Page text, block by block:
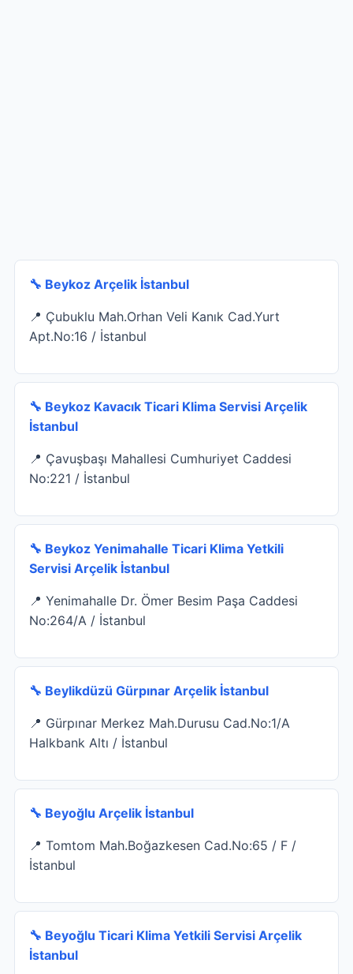
🔧 Beykoz Arçelik İstanbul
📍 Çubuklu Mah.Orhan Veli Kanık Cad.Yurt
Apt.No:16 / İstanbul
🔧 Beykoz Kavacık Ticari Klima Servisi Arçelik
İstanbul
📍 Çavuşbaşı Mahallesi Cumhuriyet Caddesi
No:221 / İstanbul
🔧 Beykoz Yenimahalle Ticari Klima Yetkili
Servisi Arçelik İstanbul
📍 Yenimahalle Dr. Ömer Besim Paşa Caddesi
No:264/A / İstanbul
🔧 Beylikdüzü Gürpınar Arçelik İstanbul
📍 Gürpınar Merkez Mah.Durusu Cad.No:1/A
Halkbank Altı / İstanbul
🔧 Beyoğlu Arçelik İstanbul
📍 Tomtom Mah.Boğazkesen Cad.No:65 / F /
İstanbul
🔧 Beyoğlu Ticari Klima Yetkili Servisi Arçelik
İstanbul